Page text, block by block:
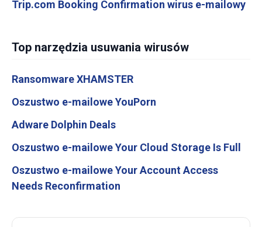
Trip.com Booking Confirmation wirus e-mailowy
Top narzędzia usuwania wirusów
Ransomware XHAMSTER
Oszustwo e-mailowe YouPorn
Adware Dolphin Deals
Oszustwo e-mailowe Your Cloud Storage Is Full
Oszustwo e-mailowe Your Account Access
Needs Reconfirmation